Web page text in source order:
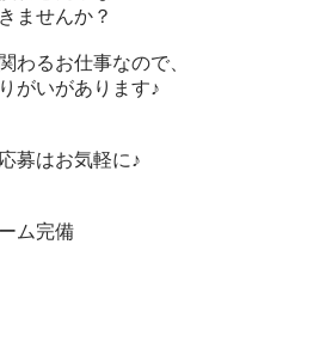
ませんか？
わるお仕事なので、
がいがあります♪
募はお気軽に♪
ム完備